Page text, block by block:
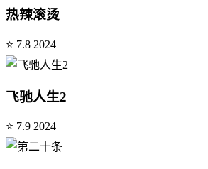
热辣滚烫
⭐ 7.8 2024
飞驰人生2
⭐ 7.9 2024